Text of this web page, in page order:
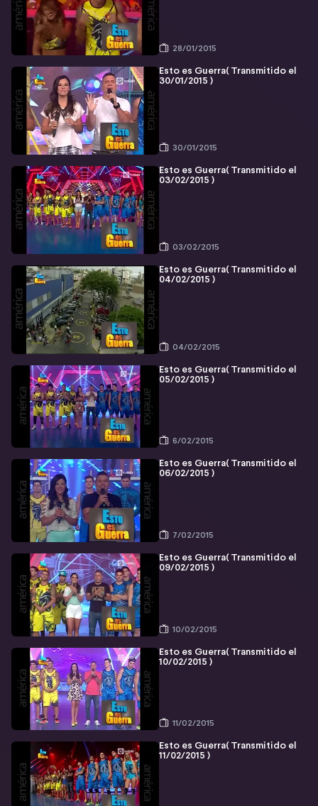
28/01/2015
Esto es Guerra( Transmitido el
30/01/2015 )
30/01/2015
Esto es Guerra( Transmitido el
03/02/2015 )
03/02/2015
Esto es Guerra( Transmitido el
04/02/2015 )
04/02/2015
Esto es Guerra( Transmitido el
05/02/2015 )
6/02/2015
Esto es Guerra( Transmitido el
06/02/2015 )
7/02/2015
Esto es Guerra( Transmitido el
09/02/2015 )
10/02/2015
Esto es Guerra( Transmitido el
10/02/2015 )
11/02/2015
Esto es Guerra( Transmitido el
11/02/2015 )